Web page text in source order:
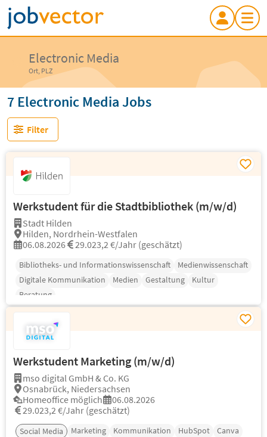
Electronic Media
Ort, PLZ
7 Electronic Media Jobs
Filter
Werkstudent für die Stadtbibliothek (m/w/d)
Stadt Hilden
Hilden, Nordrhein-Westfalen
06.08.2026
29.023,2 €/Jahr (geschätzt)
Bibliotheks- und Informationswissenschaft
Medienwissenschaft
Digitale Kommunikation
Medien Gestaltung
Kultur
Beratung
Werkstudent Marketing (m/w/d)
mso digital GmbH & Co. KG
Osnabrück, Niedersachsen
Homeoffice möglich
06.08.2026
29.023,2 €/Jahr (geschätzt)
Social Media Marketing Kommunikation HubSpot
Canva